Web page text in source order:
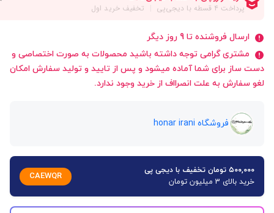
ارسال فروشنده تا 9 روز دیگر
مشتری گرامی توجه داشته باشید محصولات به صورت اختصاصی و
دست ساز برای شما آماده میشود و پس از تایید و تولید سفارش امکان
لغو سفارش به علت انصرااف از خرید وجود ندارد.
فروشگاه honar irani
۵۰۰,۰۰۰ تومان تخفیف با دیجی پی
خرید بالای 3 میلیون تومان
CAEWQR